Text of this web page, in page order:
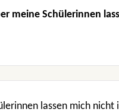
meine Schülerinnen